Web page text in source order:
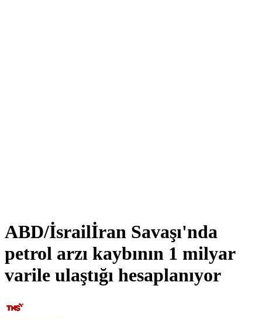
ABD/İsrailİran Savaşı'nda
petrol arzı kaybının 1 milyar
varile ulaştığı hesaplanıyor